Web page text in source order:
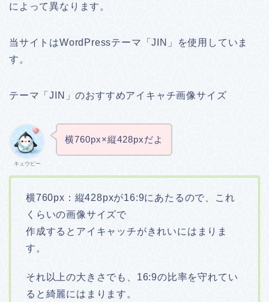
によって異なります。
当サイトはWordPressテーマ「JIN」を使用していま
す。
テーマ「JIN」のおすすめアイキャチ画像サイズ
キュウピー
横760px×縦428pxだよ
横760px：縦428pxが16:9にあたるので、これ
くらいの画像サイズで
作成するとアイキャッチがきれいにはまりま
す。
それ以上の大きさでも、16:9の比率を守れてい
ると綺麗にはまります。